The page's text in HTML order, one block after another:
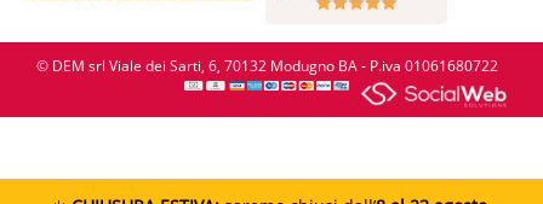
© DEM srl Viale dei Sarti, 6, 70132 Modugno BA - P.iva 01061680722